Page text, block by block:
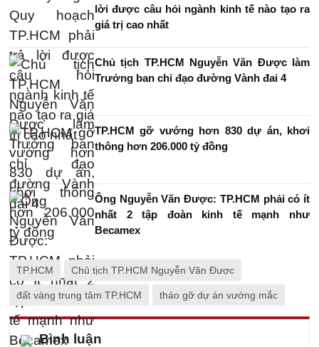
lời được câu hỏi ngành kinh tế nào tạo ra
giá trị cao nhất
Chủ tịch TP.HCM Nguyễn Văn Được làm
Trưởng ban chỉ đạo đường Vành đai 4
TP.HCM gỡ vướng hơn 830 dự án, khơi
thông hơn 206.000 tỷ đồng
Ông Nguyễn Văn Được: TP.HCM phải có ít
nhất 2 tập đoàn kinh tế mạnh như
Becamex
TP.HCM Chủ tịch TP.HCM Nguyễn Văn Được
đất vàng trung tâm TP.HCM tháo gỡ dự án vướng mắc
Bình luận